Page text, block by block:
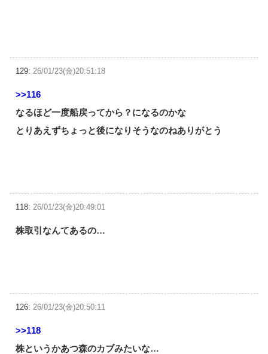
129: 26/01/23(金)20:51:18
>>116
なるほど一度船戻ってから？になるのかな
とりあえずちょっと後になりそうなのねありがとう
118: 26/01/23(金)20:49:01
株取引なんてあるの…
126: 26/01/23(金)20:50:11
>>118
株というかあつ森のカブみたいな…